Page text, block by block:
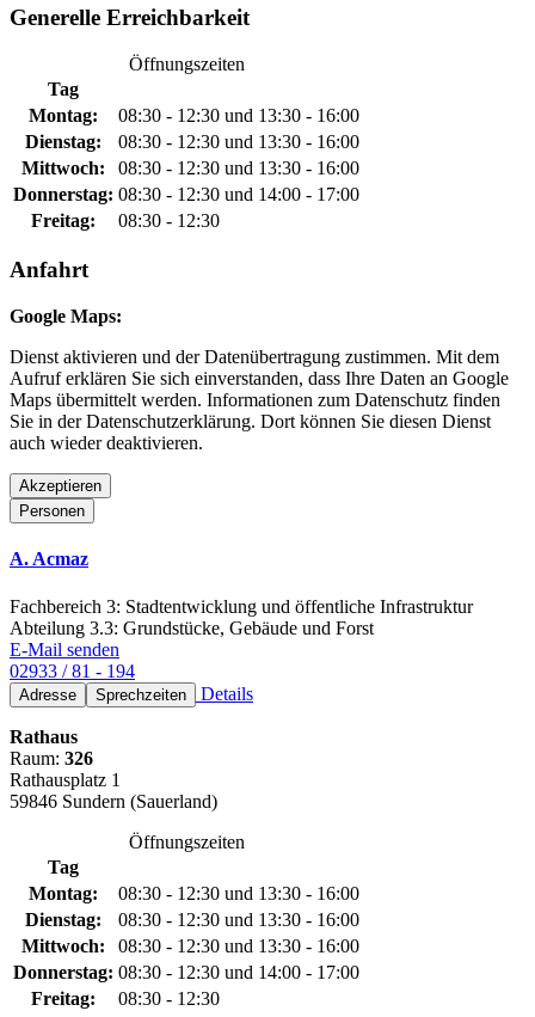
Generelle Erreichbarkeit
Öffnungszeiten
Tag
Montag:
08:30 - 12:30 und 13:30 - 16:00
Dienstag:
08:30 - 12:30 und 13:30 - 16:00
Mittwoch:
08:30 - 12:30 und 13:30 - 16:00
Donnerstag: 08:30 - 12:30 und 14:00 - 17:00
Freitag:
08:30 - 12:30
Anfahrt
Google Maps:
Dienst aktivieren und der Datenübertragung zustimmen. Mit dem
Aufruf erklären Sie sich einverstanden, dass Ihre Daten an Google
Maps übermittelt werden. Informationen zum Datenschutz finden
Sie in der Datenschutzerklärung. Dort können Sie diesen Dienst
auch wieder deaktivieren.
Akzeptieren
Personen
A. Acmaz
Fachbereich 3: Stadtentwicklung und öffentliche Infrastruktur
Abteilung 3.3: Grundstücke, Gebäude und Forst
E-Mail senden
02933 / 81 - 194
Adresse Sprechzeiten Details
Rathaus
Raum: 326
Rathausplatz 1
59846 Sundern (Sauerland)
Öffnungszeiten
Tag
Montag:
08:30 - 12:30 und 13:30 - 16:00
Dienstag:
08:30 - 12:30 und 13:30 - 16:00
Mittwoch:
08:30 - 12:30 und 13:30 - 16:00
Donnerstag: 08:30 - 12:30 und 14:00 - 17:00
Freitag:
08:30 - 12:30